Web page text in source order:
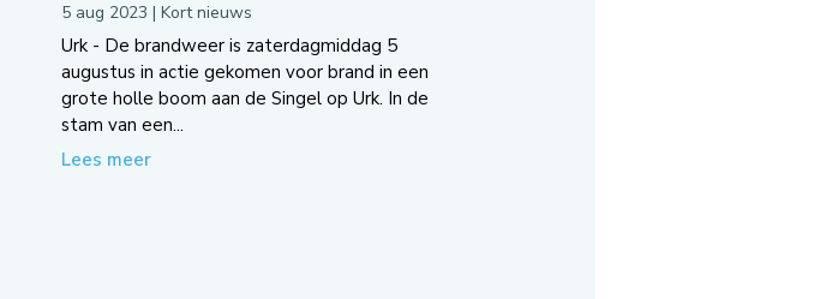
5 aug 2023 | Kort nieuws
Urk - De brandweer is zaterdagmiddag 5
augustus in actie gekomen voor brand in een
grote holle boom aan de Singel op Urk. In de
stam van een...
Lees meer